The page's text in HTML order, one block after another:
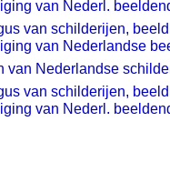
van Nederl.
van schilderijen,
van Nederlandse
van Nederlandse
van schilderijen,
van Nederl.